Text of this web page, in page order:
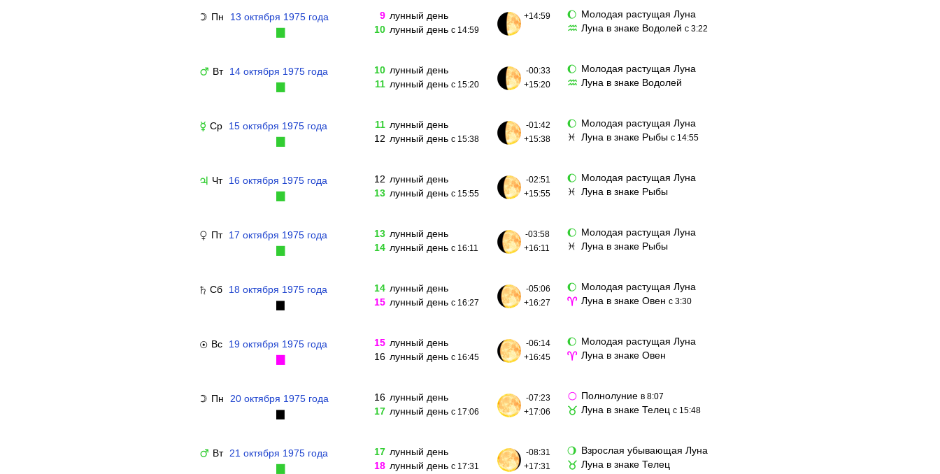
☽ Пн 13 октября 1975 года 9 лунный день
10 лунный день с 14:59
+14:59 🌔 Молодая растущая Луна
♒ Луна в знаке Водолей с 3:22
♂ Вт 14 октября 1975 года 10 лунный день
11 лунный день с 15:20
-00:33
+15:20
🌔 Молодая растущая Луна
♒ Луна в знаке Водолей
☿ Ср 15 октября 1975 года 11 лунный день
12 лунный день с 15:38
-01:42
+15:38
🌔 Молодая растущая Луна
♓ Луна в знаке Рыбы с 14:55
♃ Чт 16 октября 1975 года 12 лунный день
13 лунный день с 15:55
-02:51
+15:55
🌔 Молодая растущая Луна
♓ Луна в знаке Рыбы
♀ Пт 17 октября 1975 года 13 лунный день
14 лунный день с 16:11
-03:58
+16:11
🌔 Молодая растущая Луна
♓ Луна в знаке Рыбы
♄ Сб 18 октября 1975 года 14 лунный день
15 лунный день с 16:27
-05:06
+16:27
🌔 Молодая растущая Луна
♈ Луна в знаке Овен с 3:30
☉ Вс 19 октября 1975 года 15 лунный день
16 лунный день с 16:45
-06:14
+16:45
🌔 Молодая растущая Луна
♈ Луна в знаке Овен
☽ Пн 20 октября 1975 года 16 лунный день
17 лунный день с 17:06
-07:23
+17:06
🌕 Полнолуние в 8:07
♉ Луна в знаке Телец с 15:48
♂ Вт 21 октября 1975 года 17 лунный день
18 лунный день с 17:31
-08:31
+17:31
🌖 Взрослая убывающая Луна
♉ Луна в знаке Телец